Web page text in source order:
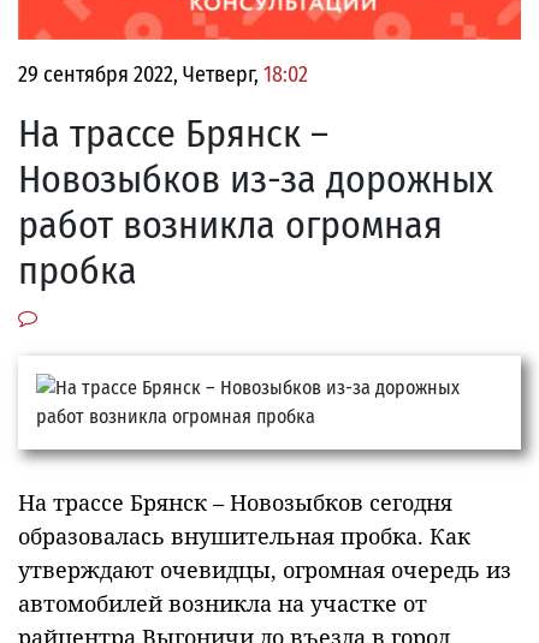
29 сентября 2022, Четверг, 18:02
На трассе Брянск –
Новозыбков из-за дорожных
работ возникла огромная
пробка
На трассе Брянск – Новозыбков сегодня
образовалась внушительная пробка. Как
утверждают очевидцы, огромная очередь из
автомобилей возникла на участке от
райцентра Выгоничи до въезда в город